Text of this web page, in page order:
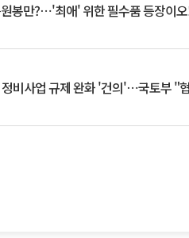
봉만?⋯'최애' 위한 필수품 등장이
비사업 규제 완화 '건의'⋯국토부 "